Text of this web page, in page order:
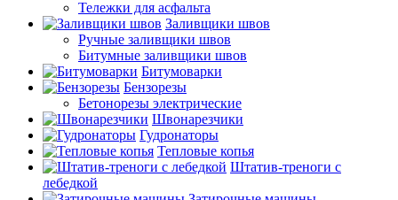
Тележки для асфальта
Заливщики швов
Ручные заливщики швов
Битумные заливщики швов
Битумоварки
Бензорезы
Бетонорезы электрические
Швонарезчики
Гудронаторы
Тепловые копья
Штатив-треноги с
лебедкой